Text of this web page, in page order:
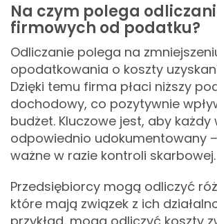
Na czym polega
firmowych od podatku?
Odliczanie polega na
opodatkowania o koszty
Dzięki temu firma płaci niższy
dochodowy, co pozytywnie
budżet. Kluczowe jest, aby każdy
odpowiednio udokumentowany
ważne w razie kontroli skarbowej.
Przedsiębiorcy mogą odliczyć
które mają związek z ich